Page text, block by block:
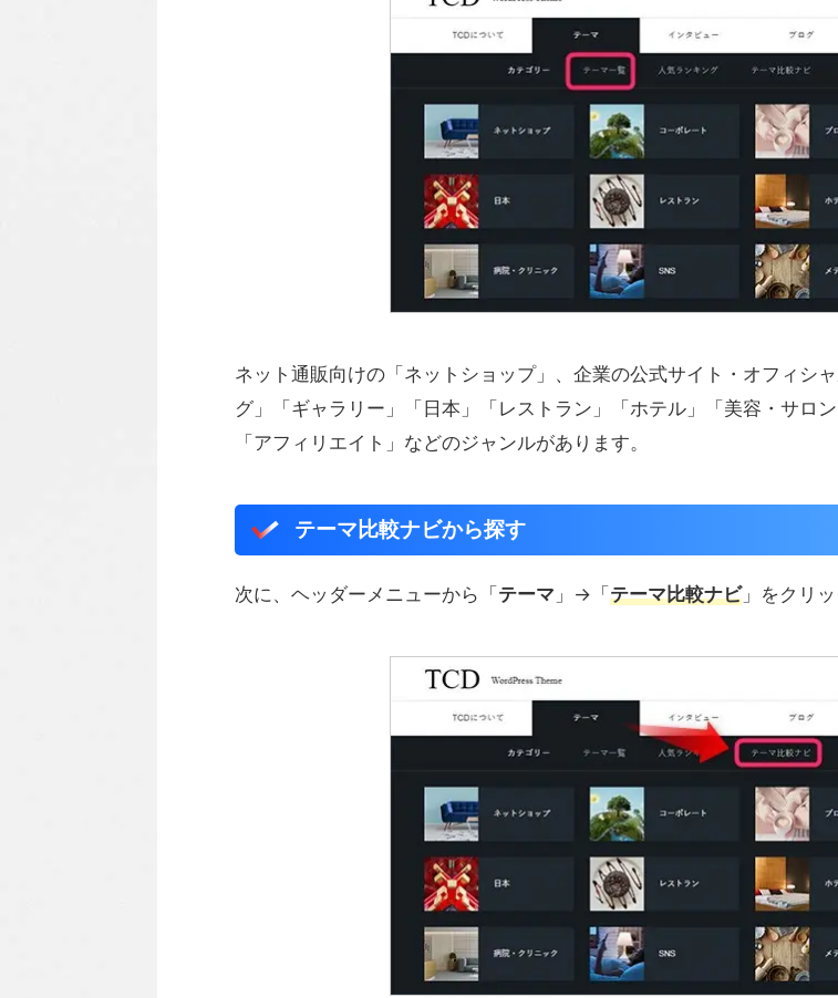
ネット通販向けの「ネットショップ」、企業の公式サイト・オフィシ
グ」「ギャラリー」「日本」「レストラン」「ホテル」「美容・サロ
「アフィリエイト」などのジャンルがあります。
テーマ比較ナビから探す
次に、ヘッダーメニューから「 テーマ 」→「 テーマ比較ナビ」をクリ